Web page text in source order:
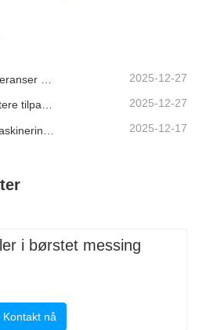
2025-12-27
Kan CNC-maskinering håndtere tilpassede metalldeler? 2025-12-27
2025-12-17
i børstet messing
Kontakt nå